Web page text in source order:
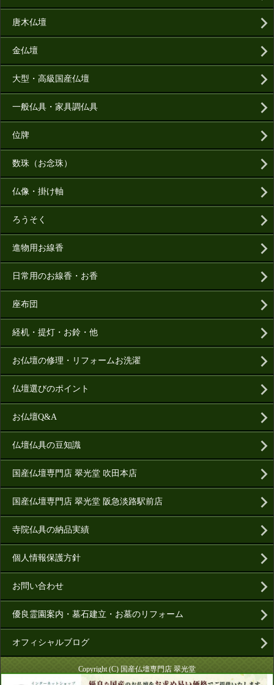
唐木仏壇
金仏壇
大型・高級国産仏壇
一般仏具・家具調仏具
位牌
数珠（お念珠）
仏像・掛け軸
ろうそく
進物用お線香
日常用のお線香・お香
座布団
経机・提灯・お鈴・他
お仏壇の修理・リフォームお洗濯
仏壇選びのポイント
お仏壇Q&A
仏壇仏具の豆知識
国産仏壇専門店 翠光堂 吹田本店
国産仏壇専門店 翠光堂 阪急淡路駅前店
寺院仏具の納品実績
個人情報保護方針
お問い合わせ
優良霊園案内・墓石建立・お墓のリフォーム
オフィシャルブログ
Copyright (C) 国産仏壇専門店 翠光堂